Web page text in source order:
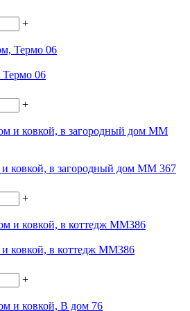
+
Термо 06
+
и ковкой, в загородный дом ММ 367
+
и ковкой, в коттедж ММ386
+